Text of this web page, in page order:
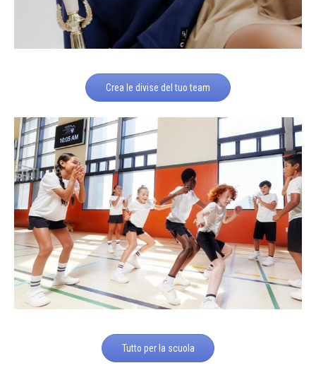
Crea le divise del tuo team
Tutto per la scuola